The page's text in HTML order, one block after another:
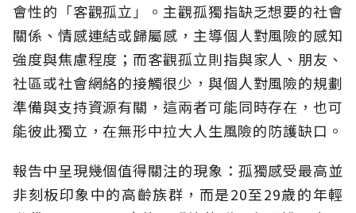
會性的「客觀孤立」。主觀孤獨指缺乏想要的社會
關係、情感連結或歸屬感，主導個人對風險的感知
強度與焦慮程度；而客觀孤立則指與家人、朋友、
社區或社會網絡的接觸很少，與個人對風險的規劃
準備與支持資源有關，這兩者可能同時存在，也可
能彼此獨立，在無形中拉大人生風險的防護缺口。
報告中呈現幾個值得關注的現象：孤獨感受最高並
非刻板印象中的高齡族群，而是20至29歲的年輕